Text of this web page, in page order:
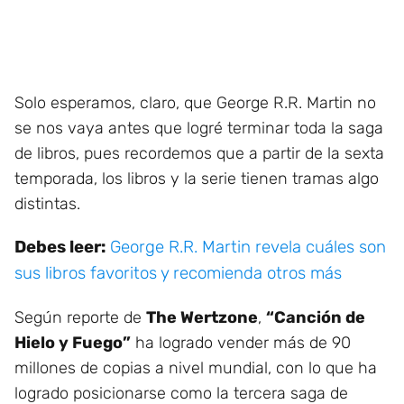
Solo esperamos, claro, que George R.R. Martin no
se nos vaya antes que logré terminar toda la saga
de libros, pues recordemos que a partir de la sexta
temporada, los libros y la serie tienen tramas algo
distintas.
Debes leer: George R.R. Martin revela cuáles son
sus libros favoritos y recomienda otros más
Según reporte de The Wertzone, “Canción de
Hielo y Fuego” ha logrado vender más de 90
millones de copias a nivel mundial, con lo que ha
logrado posicionarse como la tercera saga de